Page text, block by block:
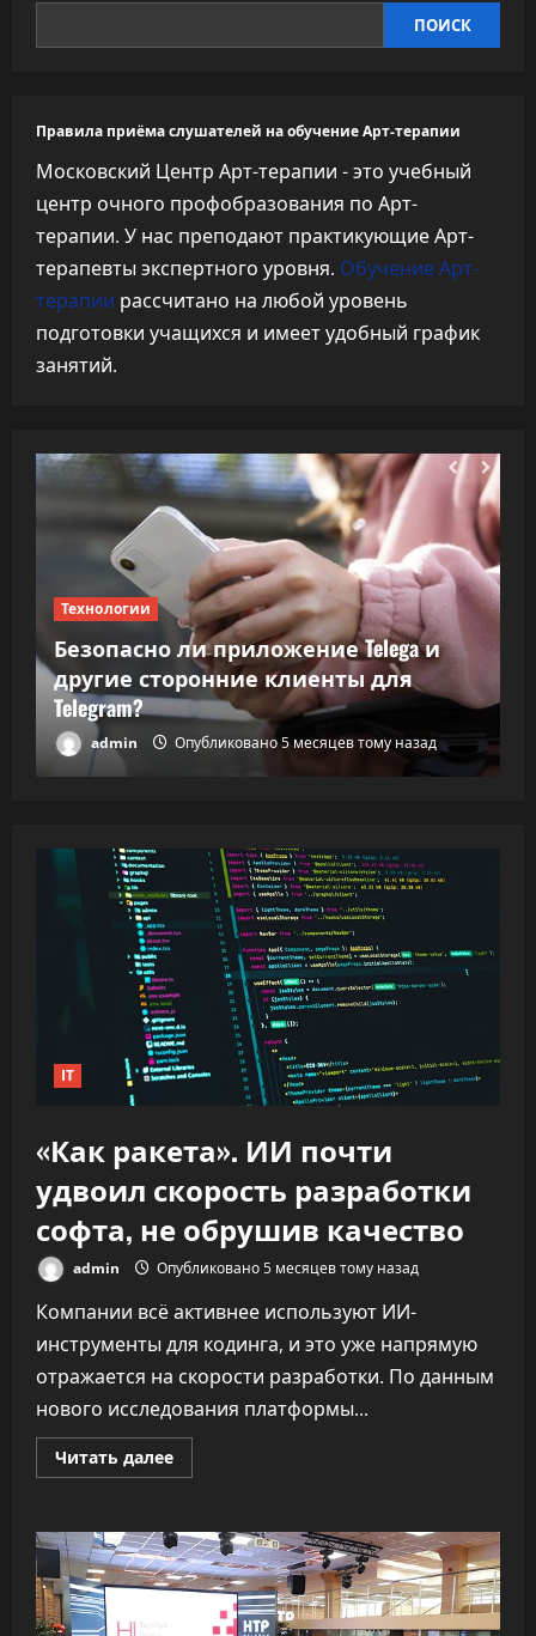
ПОИСК
Правила приёма слушателей на обучение Арт-терапии
Московский Центр Арт-терапии - это учебный
центр очного профобразования по Арт-
терапии. У нас преподают практикующие Арт-
терапевты экспертного уровня. Обучение Арт-
терапии рассчитано на любой уровень
подготовки учащихся и имеет удобный график
занятий.
Технологии
Безопасно ли приложение Telega и
другие сторонние клиенты для
Telegram?
admin Опубликовано 5 месяцев тому назад
IT
«Как ракета». ИИ почти
удвоил скорость разработки
софта, не обрушив качество
admin Опубликовано 5 месяцев тому назад
Компании всё активнее используют ИИ-
инструменты для кодинга, и это уже напрямую
отражается на скорости разработки. По данным
нового исследования платформы...
Читать далееПрочитать
больше
ИИ
почти
удвоил
скорость
разработки
софта,